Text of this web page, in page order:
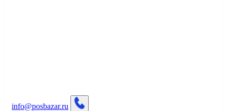
info@posbazar.ru